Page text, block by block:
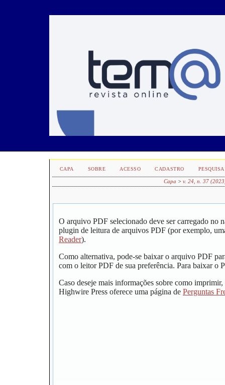
CAPA SOBRE ACESSO CADASTRO PESQUISA
Capa > v. 24, n. 37
O arquivo PDF selecionado deve ser carregado no
plugin de leitura de arquivos PDF (por exemplo,
Reader).
Como alternativa, pode-se baixar o arquivo PDF
com o leitor PDF de sua preferência. Para baixar o
Caso deseje mais informações sobre como
Highwire Press oferece uma página de Perguntas